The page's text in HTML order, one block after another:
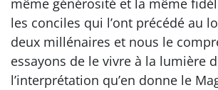
même générosité et la même
les conciles qui l’ont précédé au
deux millénaires et nous le
essayons de le vivre à la lumière
l’interprétation qu’en donne le